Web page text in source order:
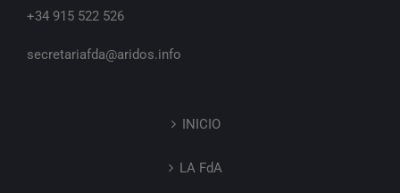
+34 915 522 526
secretariafda@aridos.info
INICIO
LA FdA